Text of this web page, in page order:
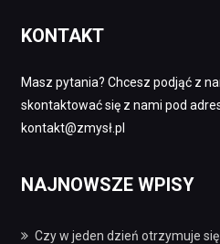
KONTAKT
Masz pytania? Chcesz podjąć z
skontaktować się z nami pod
kontakt@zmysł.pl
NAJNOWSZE WPISY
Czy w jeden dzień otrzymuje